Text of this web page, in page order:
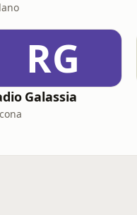
RG
Galassia